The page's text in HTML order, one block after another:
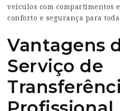
veículos com compartimentos
conforto e segurança para
Vantagens
Serviço de